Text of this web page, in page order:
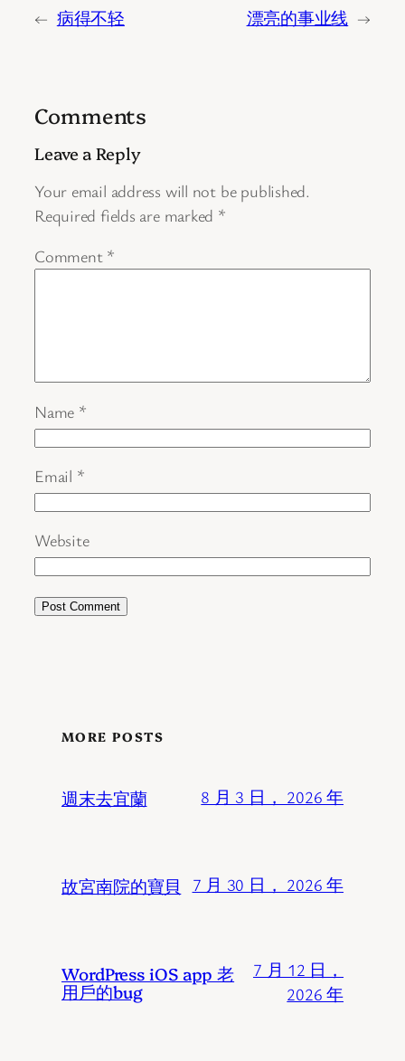
← 病得不轻 漂亮的事业线 →
Comments
Leave a Reply
Your email address will not be published.
Required fields are marked *
Comment *
Name *
Email *
Website
MORE POSTS
週末去宜蘭 8 月 3 日， 2026 年
故宮南院的寶貝 7 月 30 日， 2026 年
WordPress iOS app 老
用戶的bug
7 月 12 日，
2026 年